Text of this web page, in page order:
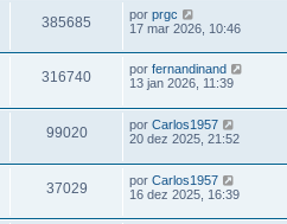
385685 por prgc
17 mar 2026, 10:46
316740 por fernandinand
13 jan 2026, 11:39
99020 por Carlos1957
20 dez 2025, 21:52
37029 por Carlos1957
16 dez 2025, 16:39